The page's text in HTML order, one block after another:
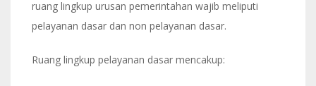
ruang lingkup urusan pemerintahan wajib meliputi
pelayanan dasar dan non pelayanan dasar.
Ruang lingkup pelayanan dasar mencakup: